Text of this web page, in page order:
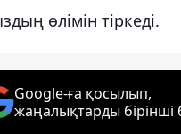
өлімін тіркеді.
Google-ға қосылып,
жаңалықтарды